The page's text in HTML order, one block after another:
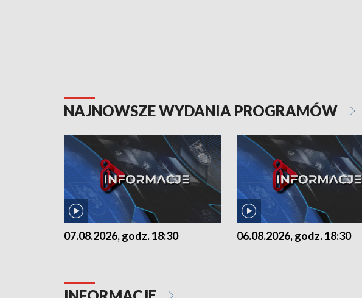
NAJNOWSZE WYDANIA PROGRAMÓW
07.08.2026, godz. 18:30 06.08.2026, godz. 18:30